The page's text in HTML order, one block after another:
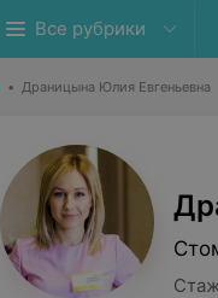
Все рубрики
• Драницына Юлия Евгеньевна